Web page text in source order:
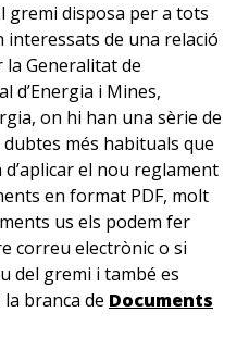
gremi disposa per a tots
de una relació
la Generalitat de
d’Energia i Mines,
on hi han una sèrie de
més habituals que
el nou reglament
en format PDF, molt
us els podem fer
correu electrònic o si
del gremi i també es
branca de Documents